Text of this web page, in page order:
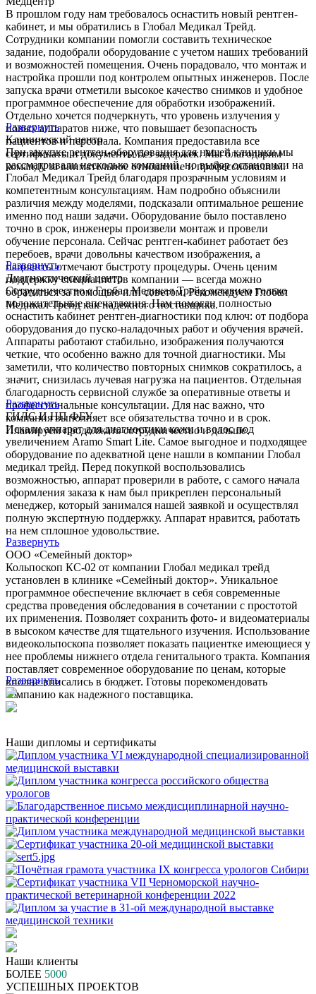
В прошлом году нам требовалось оснастить новый рентген-
кабинет, и мы обратились в Глобал Медикал Трейд.
Сотрудники компании помогли составить техническое
задание, подобрали оборудование с учетом наших требований
и возможностей помещения. Очень порадовало, что монтаж и
настройка прошли под контролем опытных инженеров. После
запуска врачи отметили высокое качество снимков и удобное
программное обеспечение для обработки изображений.
Отдельно хочется подчеркнуть, что уровень излучения у
новых аппаратов ниже, что повышает безопасность
пациентов и персонала. Компания предоставила все
сертификаты и документы без задержек. Мы благодарим
команду за внимательное отношение и профессионализм.
Развернуть
Клинический центр
При закупке рентген-оборудования для нашей клиники мы
рассматривали несколько компаний, но выбор остановили на
Глобал Медикал Трейд благодаря прозрачным условиям и
компетентным консультациям. Нам подробно объяснили
различия между моделями, подсказали оптимальное решение
именно под наши задачи. Оборудование было поставлено
точно в срок, инженеры произвели монтаж и провели
обучение персонала. Сейчас рентген-кабинет работает без
перебоев, врачи довольны качеством изображения, а
пациенты отмечают быстроту процедуры. Очень ценим
поддержку специалистов компании — всегда можно
обратиться за помощью или советом. Рекомендуем Глобал
Медикал Трейд как надежного поставщика.
Развернуть
Диагностический центр
Сотрудничество с Глобал Медикал Трейд оставило только
положительные впечатления. Нам помогли полностью
оснастить кабинет рентген-диагностики под ключ: от подбора
оборудования до пуско-наладочных работ и обучения врачей.
Аппараты работают стабильно, изображения получаются
четкие, что особенно важно для точной диагностики. Мы
заметили, что количество повторных снимков сократилось, а
значит, снизилась лучевая нагрузка на пациентов. Отдельная
благодарность сервисной службе за оперативные ответы и
профессиональные консультации. Для нас важно, что
компания выполняет все обязательства точно и в срок.
Планируем продолжать сотрудничество и дальше.
Развернуть
ГИЛС И НП ФБУ
Искали аппарат для диагностики кожи и волос под
увеличением Aramo Smart Lite. Самое выгодное и подходящее
оборудование по адекватной цене нашли в компании Глобал
медикал трейд. Перед покупкой воспользовались
возможностью, аппарат проверили в работе, с самого начала
оформления заказа к нам был прикреплен персональный
менеджер, который занимался нашей заявкой и осуществлял
полную экспертную поддержку. Аппарат нравится, работать
на нем сплошное удовольствие.
Развернуть
ООО «Семейный доктор»
Кольпоскоп КС-02 от компании Глобал медикал трейд
установлен в клинике «Семейный доктор». Уникальное
программное обеспечение включает в себя современные
средства проведения обследования в сочетании с простотой
их применения. Позволяет сохранить фото- и видеоматериалы
в высоком качестве для тщательного изучения. Использование
видеокольпоскопа позволяет показать пациентке имеющиеся у
нее проблемы нижнего отдела генитального тракта. Компания
поставляет современное оборудование по ценам, которые
вполне вписались в бюджет. Готовы порекомендовать
компанию как надежного поставщика.
Развернуть
Наши дипломы и сертификаты
Наши клиенты
БОЛЕЕ 5000
УСПЕШНЫХ ПРОЕКТОВ